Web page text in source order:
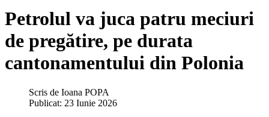
Petrolul va juca patru meciuri
de pregătire, pe durata
cantonamentului din Polonia
Scris de Ioana POPA
Publicat: 23 Iunie 2026